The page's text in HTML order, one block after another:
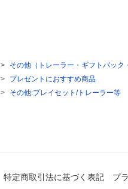
>
その他（トレーラー・ギフトパック
>
プレゼントにおすすめ商品
> その他:プレイセット/トレーラー等
特定商取引法に基づく表記 プ